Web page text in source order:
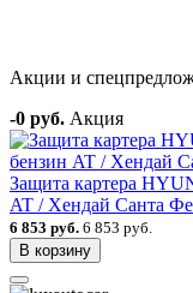
Акции и
-0 руб. Акция
Защита картера
AT / Хендай Санта Фе
6 853 руб. 6 853 руб.
В корзину